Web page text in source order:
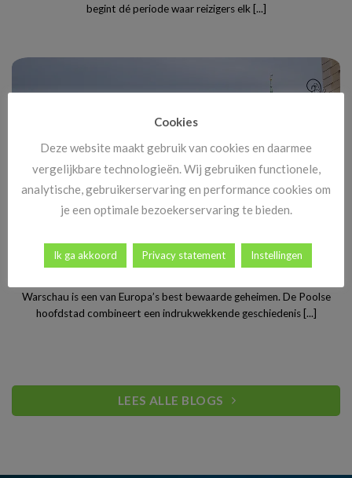
begint dé periode waar reizigers elk [...]
Stedentrip Warschau: ontdek de verrassende charme van
Polen’s bruisende hoofdstad
Warschau is een van Europa’s best bewaarde geheimen. De Poolse
hoofdstad combineert een indrukwekkende geschiedenis [...]
LEES ALLE BLOGS
Cookies
Deze website maakt gebruik van cookies en daarmee
vergelijkbare technologieën. Wij gebruiken functionele,
analytische, gebruikerservaring en performance cookies om
je een optimale bezoekerservaring te bieden.
Ik ga akkoord Privacy statement Instellingen